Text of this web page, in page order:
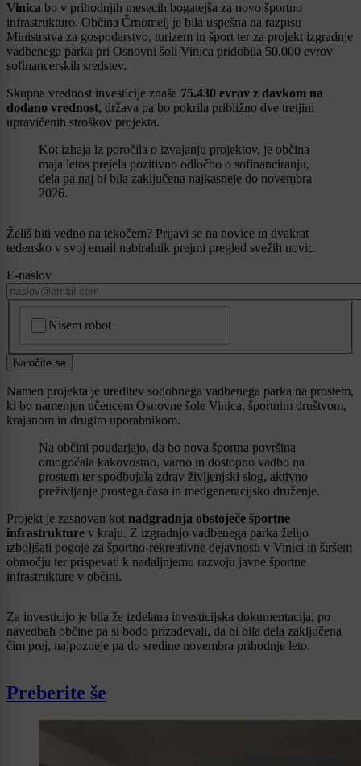
Vinica bo v prihodnjih mesecih bogatejša za novo športno
infrastrukturo. Občina Črnomelj je bila uspešna na razpisu
Ministrstva za gospodarstvo, turizem in šport ter za projekt izgradnje
vadbenega parka pri Osnovni šoli Vinica pridobila 50.000 evrov
sofinancerskih sredstev.
Skupna vrednost investicije znaša 75.430 evrov z davkom na
dodano vrednost, država pa bo pokrila približno dve tretjini
upravičenih stroškov projekta.
Kot izhaja iz poročila o izvajanju projektov, je občina
maja letos prejela pozitivno odločbo o sofinanciranju,
dela pa naj bi bila zaključena najkasneje do novembra
2026.
Želiš biti vedno na tekočem? Prijavi se na novice in dvakrat
tedensko v svoj email nabiralnik prejmi pregled svežih novic.
E-naslov
Nisem robot
Naročite se
Namen projekta je ureditev sodobnega vadbenega parka na prostem,
ki bo namenjen učencem Osnovne šole Vinica, športnim društvom,
krajanom in drugim uporabnikom.
Na občini poudarjajo, da bo nova športna površina
omogočala kakovostno, varno in dostopno vadbo na
prostem ter spodbujala zdrav življenjski slog, aktivno
preživljanje prostega časa in medgeneracijsko druženje.
Projekt je zasnovan kot nadgradnja obstoječe športne
infrastrukture v kraju. Z izgradnjo vadbenega parka želijo
izboljšati pogoje za športno-rekreativne dejavnosti v Vinici in širšem
območju ter prispevati k nadaljnjemu razvoju javne športne
infrastrukture v občini.
Za investicijo je bila že izdelana investicijska dokumentacija, po
navedbah občine pa si bodo prizadevali, da bi bila dela zaključena
čim prej, najpozneje pa do sredine novembra prihodnje leto.
Preberite še